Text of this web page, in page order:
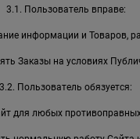
3.1. Пользователь вправе:
информации и Товаров,
Заказы на условиях
3.2. Пользователь обязуется:
для любых